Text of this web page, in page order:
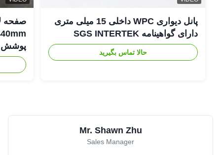
پانل دیواری WPC داخلی 15 میلی متری
دارای گواهینامه SGS INTERTEK
حالا تماس بگیرید
پوشش
Mr. Shawn Zhu
Sales Manager